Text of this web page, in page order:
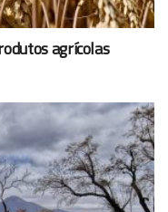
agrícolas